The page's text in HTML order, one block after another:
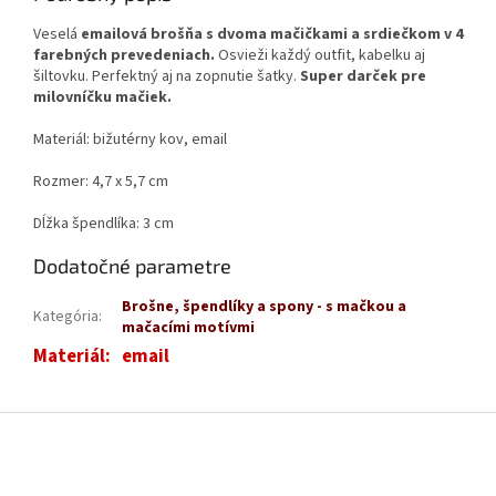
Veselá emailová brošňa s dvoma mačičkami a srdiečkom v 4
farebných prevedeniach. Osvieži každý outfit, kabelku aj
šiltovku. Perfektný aj na zopnutie šatky. Super darček pre
milovníčku mačiek.
Materiál: bižutérny kov, email
Rozmer: 4,7 x 5,7 cm
Dĺžka špendlíka: 3 cm
Dodatočné parametre
Kategória:
Brošne, špendlíky a spony - s mačkou a
mačacími motívmi
Materiál: email